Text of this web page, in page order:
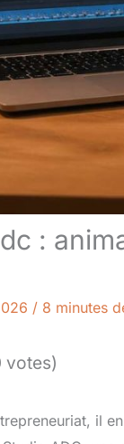
:
/ 8 minutes
votes)
il